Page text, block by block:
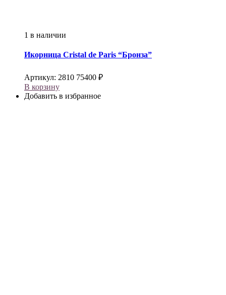
1 в наличии
Икорница Cristal de Paris “Бронза”
Артикул: 2810 75400 ₽
В корзину
Добавить в избранное